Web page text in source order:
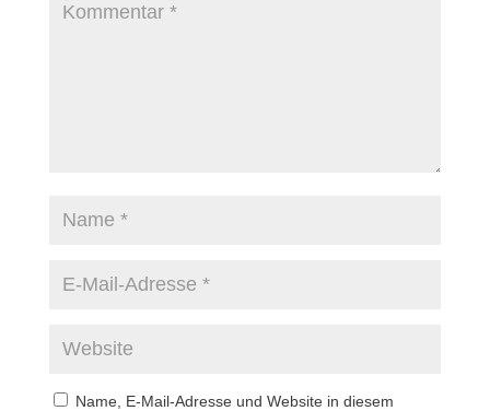
Name, E-Mail-Adresse und Website in diesem